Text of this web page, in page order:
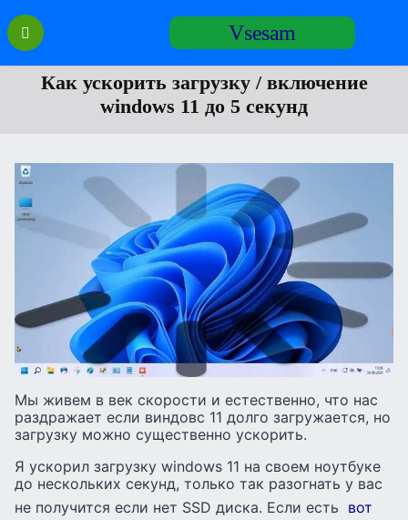
Перейти
содержанию
Vsesam
Как ускорить загрузку / включение
windows 11 до 5 секунд
Мы живем в век скорости и естественно, что нас
раздражает если виндовс 11 долго загружается, но
загрузку можно существенно ускорить.
Я ускорил загрузку windows 11 на своем ноутбуке
до нескольких секунд, только так разогнать у вас
не получится если нет SSD диска. Если есть вот